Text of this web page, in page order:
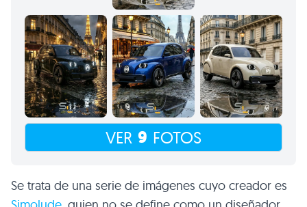
VER 9 FOTOS
Se trata de una serie de imágenes cuyo creador es